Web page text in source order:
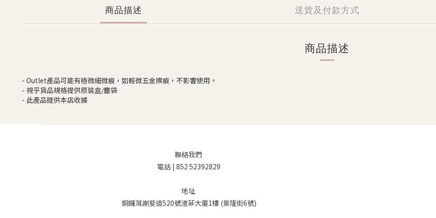
商品描述 送貨及付款方式
商品描述
- Outlet產品可能有極微細微痕，如輕微五金擦痕，不影響使用。
- 視乎貨品規格提供原裝盒/塵袋
- 此產品提供本店收據
聯絡我們
電話 | 852 52392829
地址
銅鑼灣謝斐道520號渣菲大廈1樓 (景隆街6號)